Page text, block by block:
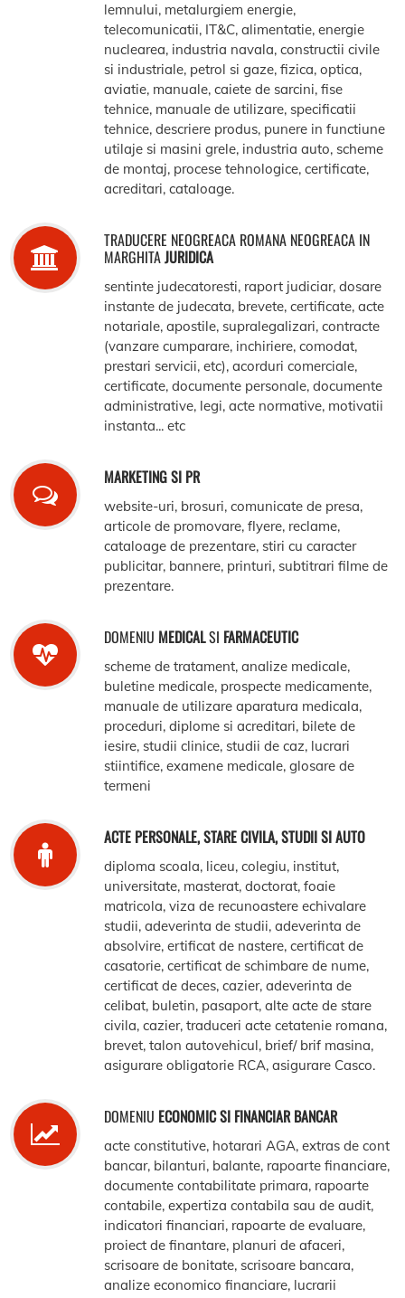
lemnului, metalurgiem energie,
telecomunicatii, IT&C, alimentatie, energie
nuclearea, industria navala, constructii civile
si industriale, petrol si gaze, fizica, optica,
aviatie, manuale, caiete de sarcini, fise
tehnice, manuale de utilizare, specificatii
tehnice, descriere produs, punere in functiune
utilaje si masini grele, industria auto, scheme
de montaj, procese tehnologice, certificate,
acreditari, cataloage.
TRADUCERE NEOGREACA ROMANA NEOGREACA IN
MARGHITAJURIDICA
sentinte judecatoresti, raport judiciar, dosare
instante de judecata, brevete, certificate, acte
notariale, apostile, supralegalizari, contracte
(vanzare cumparare, inchiriere, comodat,
prestari servicii, etc), acorduri comerciale,
certificate, documente personale, documente
administrative, legi, acte normative, motivatii
instanta... etc
MARKETING SI PR
website-uri, brosuri, comunicate de presa,
articole de promovare, flyere, reclame,
cataloage de prezentare, stiri cu caracter
publicitar, bannere, printuri, subtitrari filme de
prezentare.
DOMENIU MEDICALSI FARMACEUTIC
scheme de tratament, analize medicale,
buletine medicale, prospecte medicamente,
manuale de utilizare aparatura medicala,
proceduri, diplome si acreditari, bilete de
iesire, studii clinice, studii de caz, lucrari
stiintifice, examene medicale, glosare de
termeni
ACTE PERSONALE, STARE CIVILA, STUDII SI AUTO
diploma scoala, liceu, colegiu, institut,
universitate, masterat, doctorat, foaie
matricola, viza de recunoastere echivalare
studii, adeverinta de studii, adeverinta de
absolvire, ertificat de nastere, certificat de
casatorie, certificat de schimbare de nume,
certificat de deces, cazier, adeverinta de
celibat, buletin, pasaport, alte acte de stare
civila, cazier, traduceri acte cetatenie romana,
brevet, talon autovehicul, brief/ brif masina,
asigurare obligatorie RCA, asigurare Casco.
DOMENIU ECONOMIC SI FINANCIAR BANCAR
acte constitutive, hotarari AGA, extras de cont
bancar, bilanturi, balante, rapoarte financiare,
documente contabilitate primara, rapoarte
contabile, expertiza contabila sau de audit,
indicatori financiari, rapoarte de evaluare,
proiect de finantare, planuri de afaceri,
scrisoare de bonitate, scrisoare bancara,
analize economico financiare, lucrarii